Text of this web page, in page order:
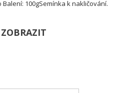
100gSemínka k nakličování.
ZOBRAZIT